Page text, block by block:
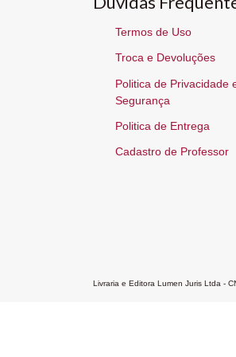
Termos de Uso
Troca e Devoluções
Politica de Privacidade
Segurança
Politica de Entrega
Cadastro de Professor
Livraria e Editora Lumen Juris Ltda -